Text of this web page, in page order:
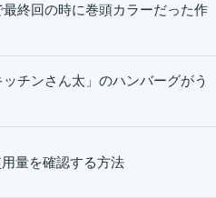
終回の時に巻頭カラーだった作
チンさん太」のハンバーグがう
量を確認する方法